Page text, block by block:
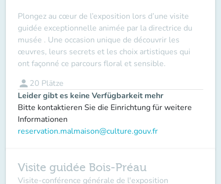
Plongez au cœur de l’exposition lors d’une visite
guidée exceptionnelle animée par la directrice du
musée . Une occasion unique de découvrir les
œuvres, leurs secrets et les choix artistiques qui
ont façonné ce parcours floral et sensible.
person 20 Plätze
Leider gibt es keine Verfügbarkeit mehr
Bitte kontaktieren Sie die Einrichtung für weitere
Informationen
reservation.malmaison@culture.gouv.fr
Visite guidée Bois-Préau
Visite-conférence générale de l'exposition